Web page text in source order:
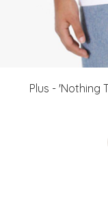
Plus - 'Nothing